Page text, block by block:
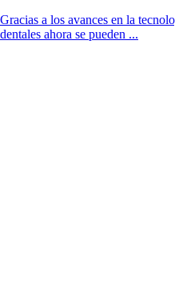
Gracias a los avances en la
dentales ahora se pueden ...